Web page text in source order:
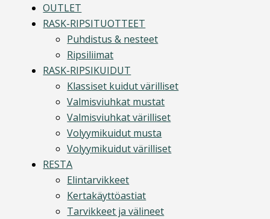
OUTLET
RASK-RIPSITUOTTEET
Puhdistus & nesteet
Ripsiliimat
RASK-RIPSIKUIDUT
Klassiset kuidut värilliset
Valmisviuhkat mustat
Valmisviuhkat värilliset
Volyymikuidut musta
Volyymikuidut värilliset
RESTA
Elintarvikkeet
Kertakäyttöastiat
Tarvikkeet ja välineet